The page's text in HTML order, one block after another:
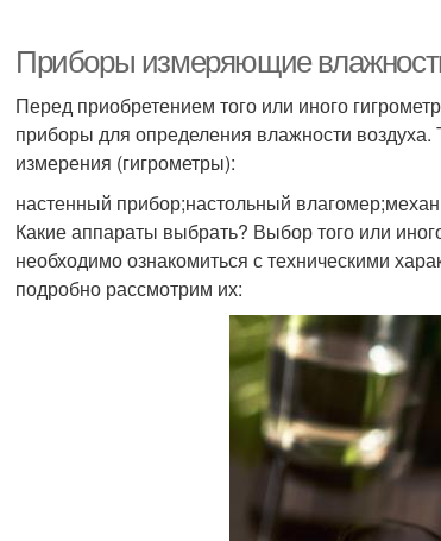
Приборы измеряющие
Перед приобретением того или иного
приборы для определения влажности
измерения (гигрометры):
настенный прибор;настольный
Какие аппараты выбрать? Выбор того или
необходимо ознакомиться с техническими
подробно рассмотрим их: